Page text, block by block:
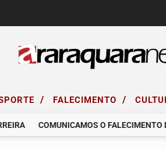
/ FALECIMENTO /
COMUNICAMOS O FALECIMENTO